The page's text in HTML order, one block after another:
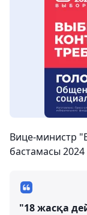
Вице-министр
бастамасы
"18 жасқа